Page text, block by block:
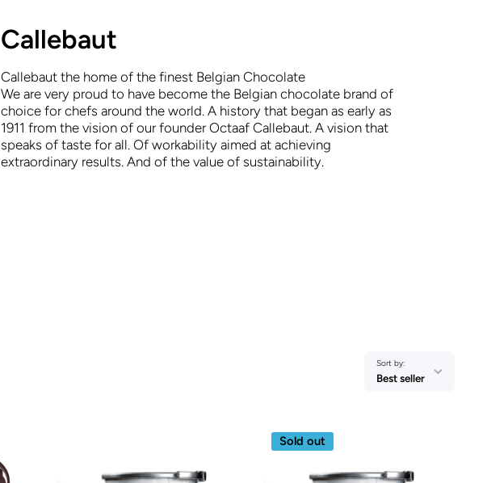
Callebaut
Callebaut the home of the finest Belgian Chocolate
We are very proud to have become the Belgian chocolate brand of
choice for chefs around the world. A history that began as early as
1911 from the vision of our founder Octaaf Callebaut. A vision that
speaks of taste for all. Of workability aimed at achieving
extraordinary results. And of the value of sustainability.
Sort by:
Best seller
Sold out